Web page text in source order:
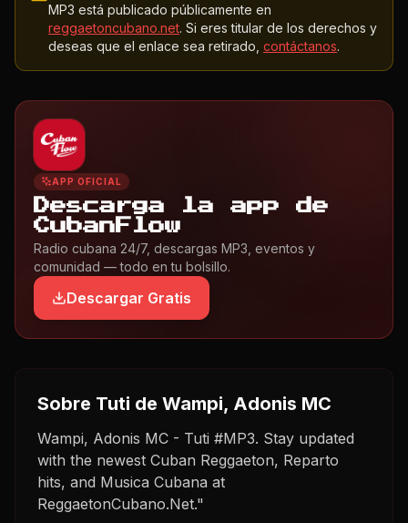
MP3 está publicado públicamente en
reggaetoncubano.net. Si eres titular de los derechos y
deseas que el enlace sea retirado, contáctanos.
APP OFICIAL
Descarga la app de
CubanFlow
Radio cubana 24/7, descargas MP3, eventos y
comunidad — todo en tu bolsillo.
Descargar Gratis
Sobre Tuti de Wampi, Adonis MC
Wampi, Adonis MC - Tuti #MP3. Stay updated
with the newest Cuban Reggaeton, Reparto
hits, and Musica Cubana at
ReggaetonCubano.Net."